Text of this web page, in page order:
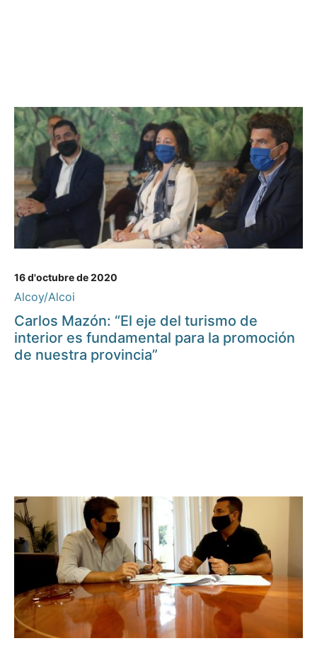
16 d'octubre de 2020
Alcoy/Alcoi
Carlos Mazón: “El eje del turismo de
interior es fundamental para la promoción
de nuestra provincia”